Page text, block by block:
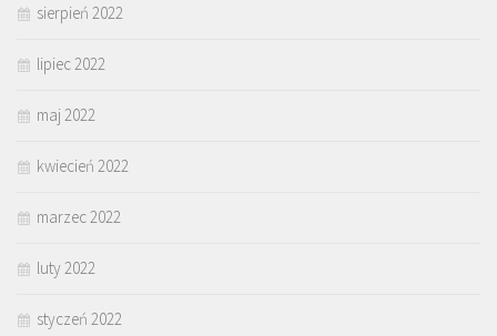
sierpień 2022
lipiec 2022
maj 2022
kwiecień 2022
marzec 2022
luty 2022
styczeń 2022